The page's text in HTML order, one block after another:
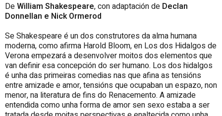
DeWilliam Shakespeare, con adaptación de Declan
Donnellan e Nick Ormerod
Se Shakespeare é un dos construtores da alma humana
moderna, como afirma Harold Bloom, en Los dos Hidalgos de
Verona empezará a desenvolver moitos dos elementos que
van definir esa concepción do ser humano. Los dos hidalgos
é unha das primeiras comedias nas que afina as tensións
entre amizade e amor, tensións que ocupaban un espazo, non
menor, na literatura de fins do Renacemento. A amizade
entendida como unha forma de amor sen sexo estaba a ser